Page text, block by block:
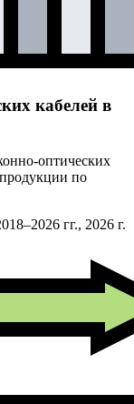
кабелей в
оптических
по
гг., 2026 г.